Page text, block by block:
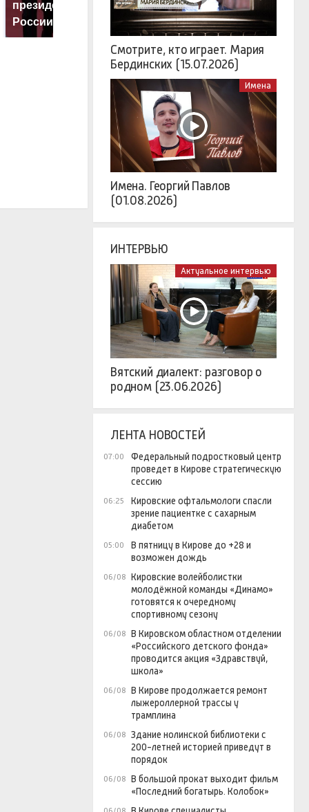
президентов США и
России: Европа?
были украдены 18
миллионов рублей
Смотрите, кто играет. Мария
Бердинских (15.07.2026)
Имена
Имена. Георгий Павлов
(01.08.2026)
ИНТЕРВЬЮ
Актуальное интервью
Вятский диалект: разговор о
родном (23.06.2026)
ЛЕНТА НОВОСТЕЙ
07:00
Федеральный подростковый центр
проведет в Кирове стратегическую
сессию
06:25
Кировские офтальмологи спасли
зрение пациентке с сахарным
диабетом
05:00
В пятницу в Кирове до +28 и
возможен дождь
06/08 Кировские волейболистки
молодёжной команды «Динамо»
готовятся к очередному
спортивному сезону
06/08 В Кировском областном отделении
«Российского детского фонда»
проводится акция «Здравствуй,
школа»
06/08 В Кирове продолжается ремонт
лыжероллерной трассы у
трамплина
06/08 Здание нолинской библиотеки с
200-летней историей приведут в
порядок
06/08 В большой прокат выходит фильм
«Последний богатырь. Колобок»